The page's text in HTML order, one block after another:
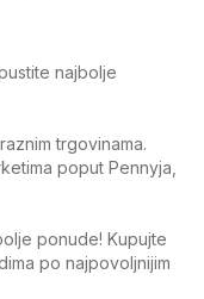
najbolje
trgovinama.
poput Pennyja,
ponude! Kupujte
po najpovoljnijim